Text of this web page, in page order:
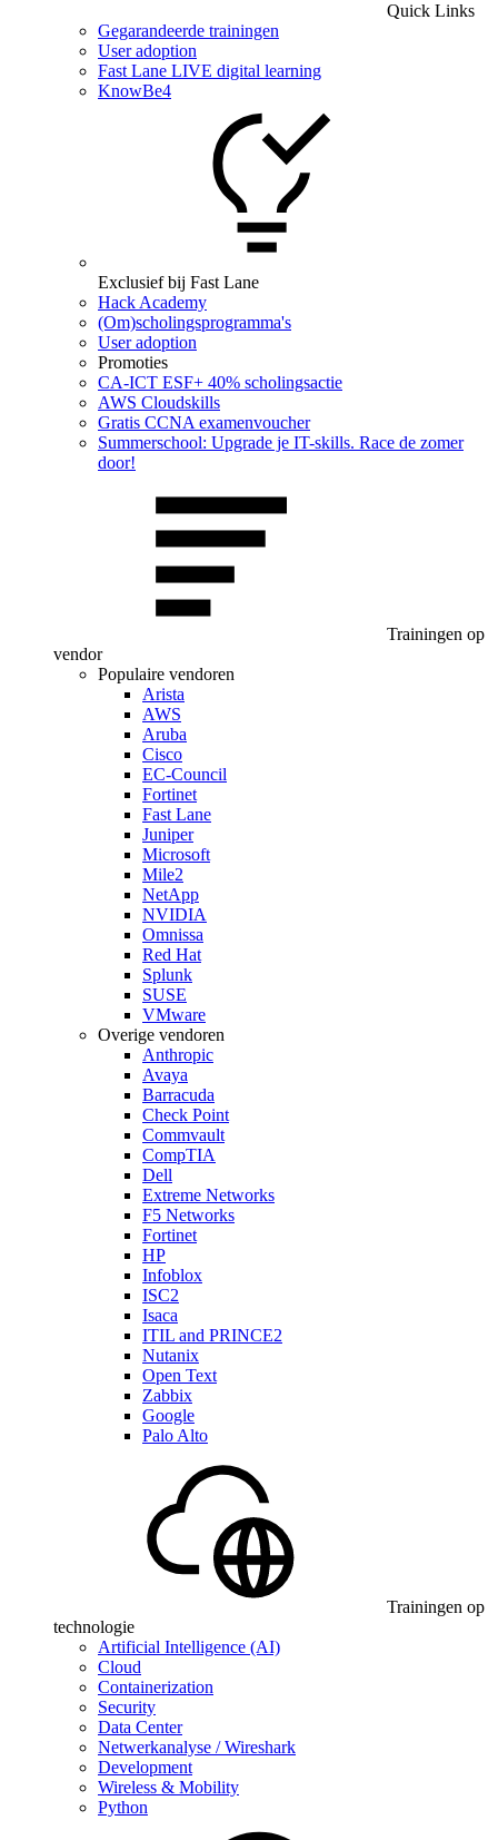
Quick Links
Gegarandeerde trainingen
User adoption
Fast Lane LIVE digital learning
KnowBe4
Exclusief bij Fast Lane
Hack Academy
(Om)scholingsprogramma's
User adoption
Promoties
CA‑ICT ESF+ 40% scholingsactie
AWS Cloudskills
Gratis CCNA examenvoucher
Summerschool: Upgrade je IT-skills. Race de zomer
door!
Trainingen op
vendor
Populaire vendoren
Arista
AWS
Aruba
Cisco
EC-Council
Fortinet
Fast Lane
Juniper
Microsoft
Mile2
NetApp
NVIDIA
Omnissa
Red Hat
Splunk
SUSE
VMware
Overige vendoren
Anthropic
Avaya
Barracuda
Check Point
Commvault
CompTIA
Dell
Extreme Networks
F5 Networks
Fortinet
HP
Infoblox
ISC2
Isaca
ITIL and PRINCE2
Nutanix
Open Text
Zabbix
Google
Palo Alto
Trainingen op
technologie
Artificial Intelligence (AI)
Cloud
Containerization
Security
Data Center
Netwerkanalyse / Wireshark
Development
Wireless & Mobility
Python